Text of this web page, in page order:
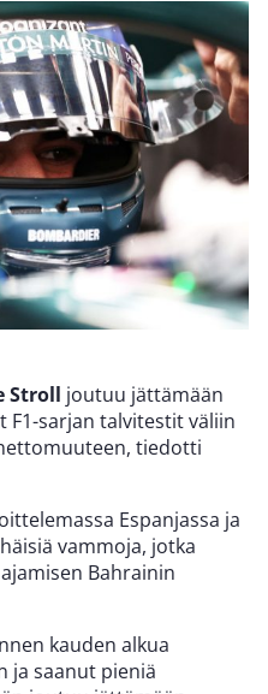
Stroll joutuu jättämään
F1-sarjan talvitestit väliin
tiedotti
Espanjassa ja
vammoja, jotka
Bahrainin
kauden alkua
ja saanut pieniä